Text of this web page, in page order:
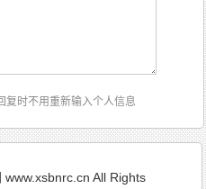
复时不用重新输入个人信息
All Rights